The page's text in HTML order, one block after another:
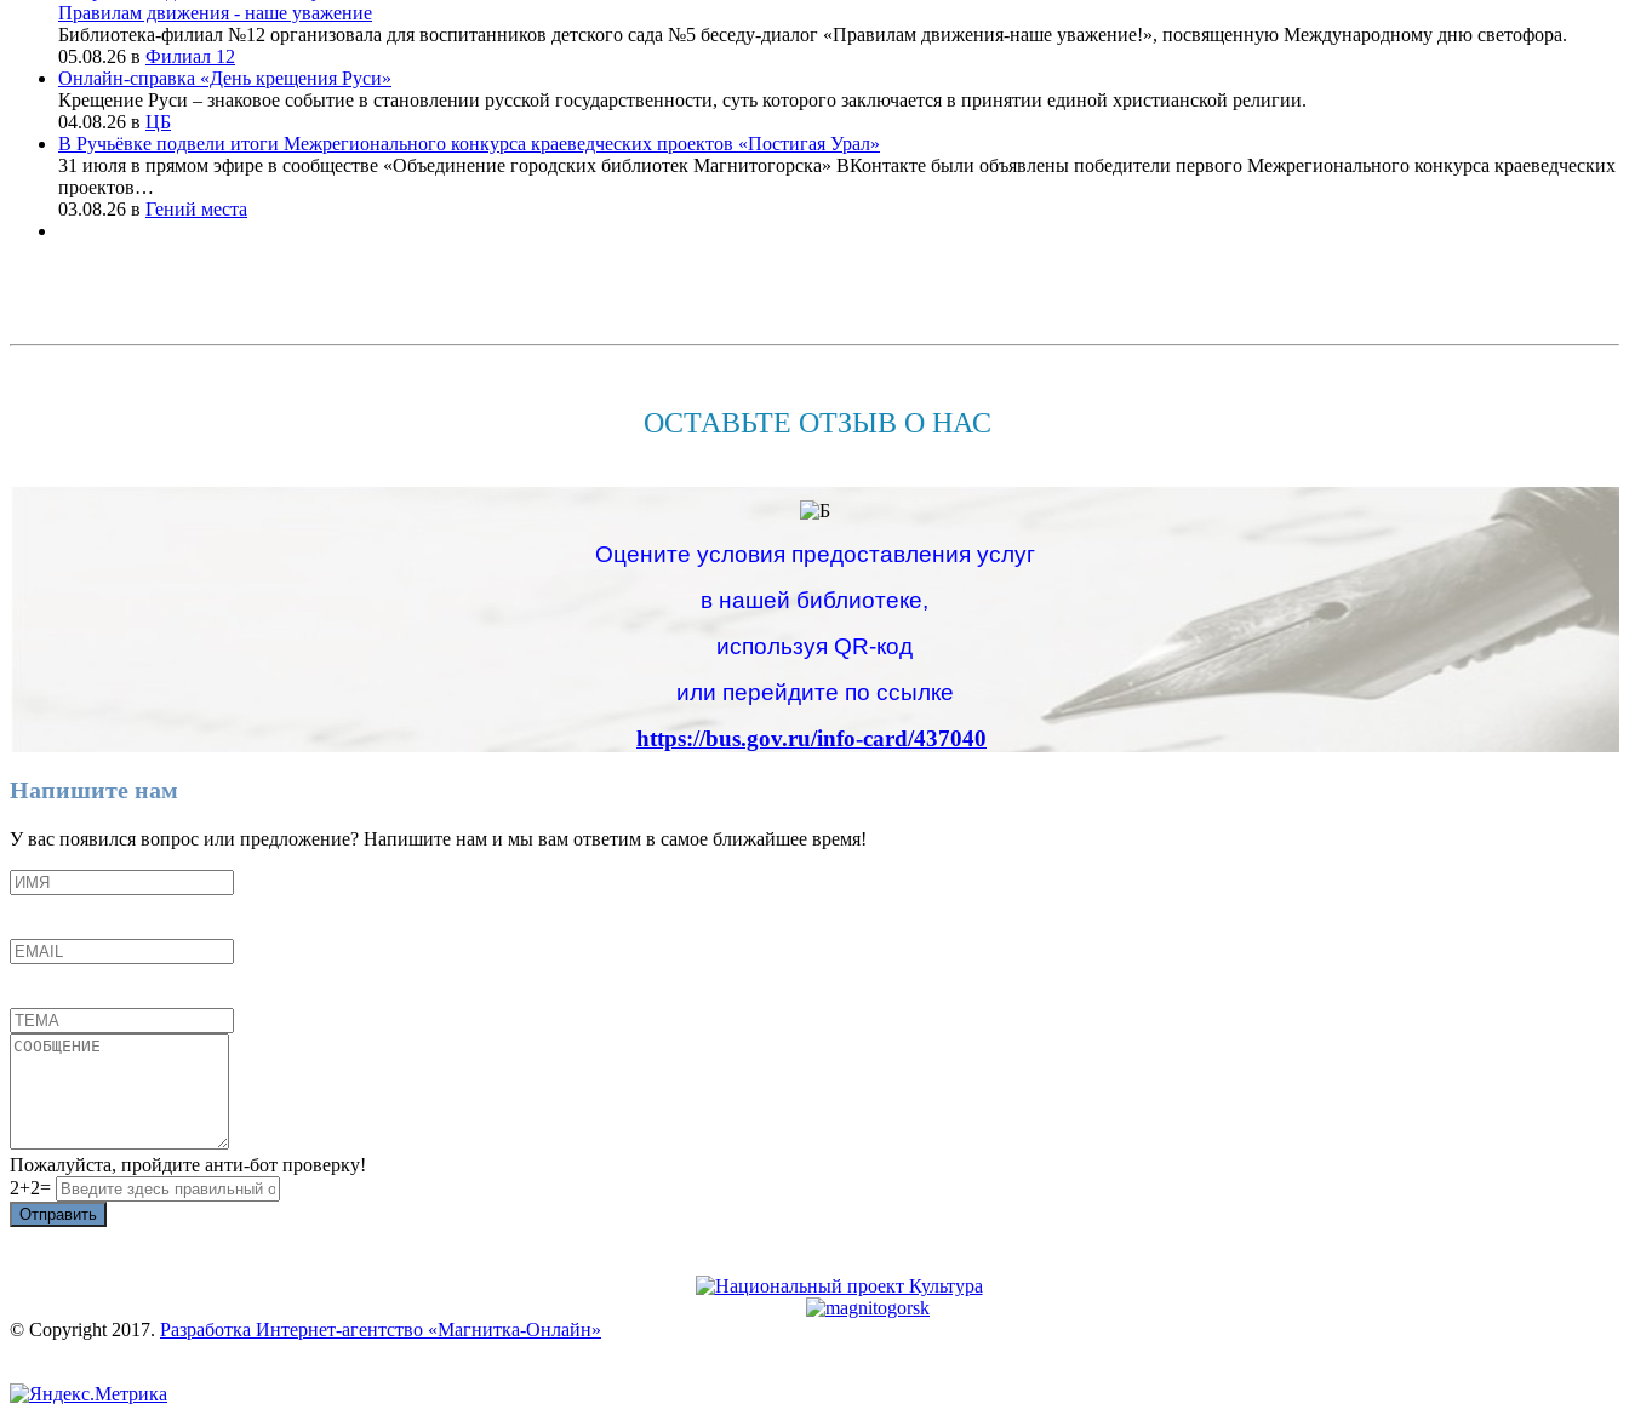
Правилам движения - наше уважение
Библиотека-филиал №12 организовала для воспитанников детского сада №5 беседу-диалог «Правилам движения-наше уважение!», посвященную Международному дню светофора.
05.08.26 в Филиал 12
Онлайн-справка «День крещения Руси»
Крещение Руси – знаковое событие в становлении русской государственности, суть которого заключается в принятии единой христианской религии.
04.08.26 в ЦБ
В Ручьёвке подвели итоги Межрегионального конкурса краеведческих проектов «Постигая Урал»
31 июля в прямом эфире в сообществе «Объединение городских библиотек Магнитогорска» ВКонтакте были объявлены победители первого Межрегионального конкурса краеведческих
проектов…
03.08.26 в Гений места
ОСТАВЬТЕ ОТЗЫВ О НАС
Оцените условия предоставления услуг
в нашей библиотеке,
используя QR-код
или перейдите по ссылке
https://bus.gov.ru/info-card/437040
Напишите нам
У вас появился вопрос или предложение? Напишите нам и мы вам ответим в самое ближайшее время!
Пожалуйста, пройдите анти-бот проверку!
2+2=
Отправить
© Copyright 2017. Разработка Интернет-агентство «Магнитка-Онлайн»